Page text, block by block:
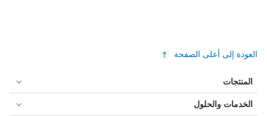
العودة إلى أعلى الصفحة
المنتجات
الخدمات والحلول